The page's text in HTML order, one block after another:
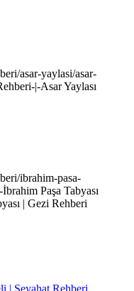
asar-yaylasi/asar-
|-Asar Yaylası
ibrahim-pasa-
Paşa Tabyası
| Gezi Rehberi